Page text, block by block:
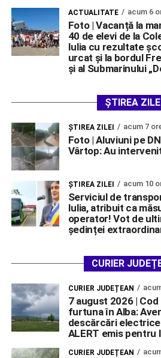
ACTUALITATE acum 6
Foto | Vacanță la
40 de elevi de la
Iulia cu rezultate
urcat și la bordul
și al Submarinului
ȘTIREA
ŞTIREA ZILEI acum 7
Foto | Aluviuni pe
Vârtop: Au
ŞTIREA ZILEI acum 10
Serviciul de
Iulia, atribuit ca
operator! Vot de
ședinței
CURIER
CURIER JUDEȚEAN
7 august 2026 |
furtuna în Alba:
descărcări electrice
ALERT emis
CURIER JUDEȚEAN